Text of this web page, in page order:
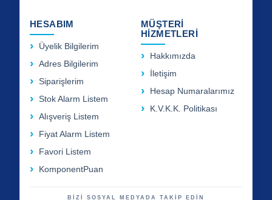
HESABIM
Üyelik Bilgilerim
Adres Bilgilerim
Siparişlerim
Stok Alarm Listem
Alışveriş Listem
Fiyat Alarm Listem
Favori Listem
KomponentPuan
MÜŞTERİ
HİZMETLERİ
Hakkımızda
İletişim
Hesap Numaralarımız
K.V.K.K. Politikası
BİZİ SOSYAL MEDYADA TAKİP EDİN